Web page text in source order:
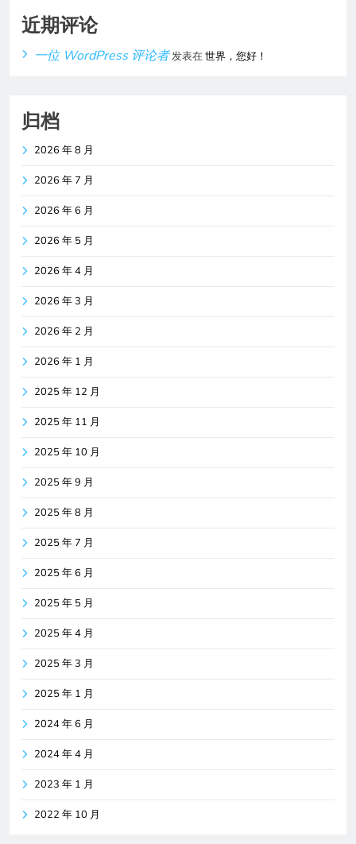
近期评论
一位 WordPress 评论者发表在世界，您好！
归档
2026 年 8 月
2026 年 7 月
2026 年 6 月
2026 年 5 月
2026 年 4 月
2026 年 3 月
2026 年 2 月
2026 年 1 月
2025 年 12 月
2025 年 11 月
2025 年 10 月
2025 年 9 月
2025 年 8 月
2025 年 7 月
2025 年 6 月
2025 年 5 月
2025 年 4 月
2025 年 3 月
2025 年 1 月
2024 年 6 月
2024 年 4 月
2023 年 1 月
2022 年 10 月